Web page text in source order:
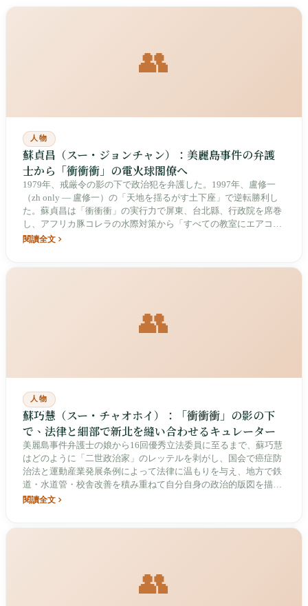
👥
人物
蘇貞昌（スー・ジョンチャン）：美麗島事件の弁護
士から「衝衝衝」の電火球閣僚へ
1979年、戒厳令の影の下で政治犯を弁護した。1997年、盧修一
（zh only — 盧修一）の「天地を揺るがす土下座」で逆転勝利し
た。蘇貞昌は「衝衝衝」の実行力で屏東、台北縣、行政院を席巻
し、アフリカ豚コレラの水際対策から「すべての教室にエアコン
を」まで、論争の中で強烈なリーダーシップを発揮し、台湾の民
閱讀全文
👥
人物
蘇巧慧（スー・チャオホイ）：「衝衝衝」の影の下
で、法律と細部で新北を縫い合わせるキュレーター
美麗島事件弁護士の娘から16回優秀立法委員に至るまで、蘇巧慧
はどのように「二世政治家」のレッテルを剥がし、国会で癌症防
治法と運動産業発展条例によって法律に温もりを与え、地方で鉄
道・水道管・校舎改善を積み重ねて自分自身の政治的版図を描い
てきたか。
閱讀全文
👥